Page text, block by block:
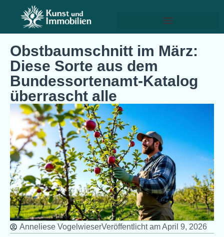
Obstbaumschnitt im März:
Diese Sorte aus dem
Bundessortenamt-Katalog
überrascht alle
Anneliese VogelwieserVeröffentlicht amApril 9, 2026